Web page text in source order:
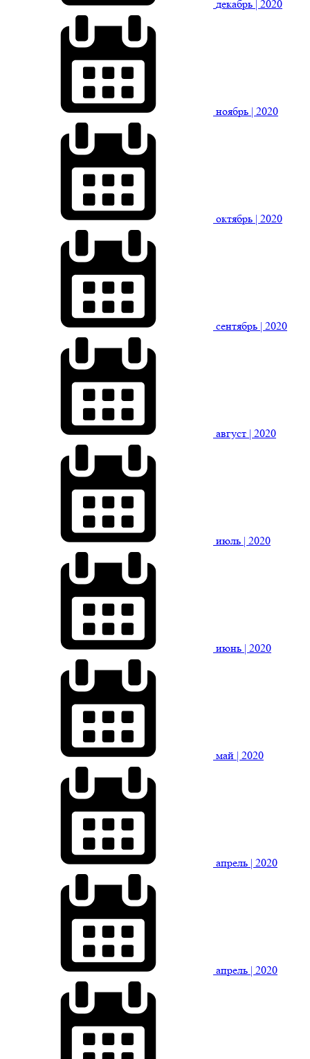
декабрь | 2020
ноябрь | 2020
октябрь | 2020
сентябрь | 2020
август | 2020
июль | 2020
июнь | 2020
май | 2020
апрель | 2020
апрель | 2020